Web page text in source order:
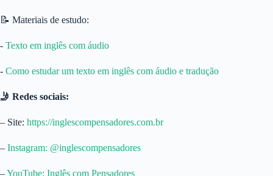
📝 Materiais de estudo:
-⁠ ⁠ Texto em inglês com áudio⁠
-⁠ ⁠Como estudar um texto em inglês com áudio e tradução⁠⁠
🤳 Redes sociais:
– Site: ⁠https://inglescompensadores.com.br⁠
– ⁠Instagram: @inglescompensadores⁠
–⁠YouTube: Inglês com Pensadores⁠